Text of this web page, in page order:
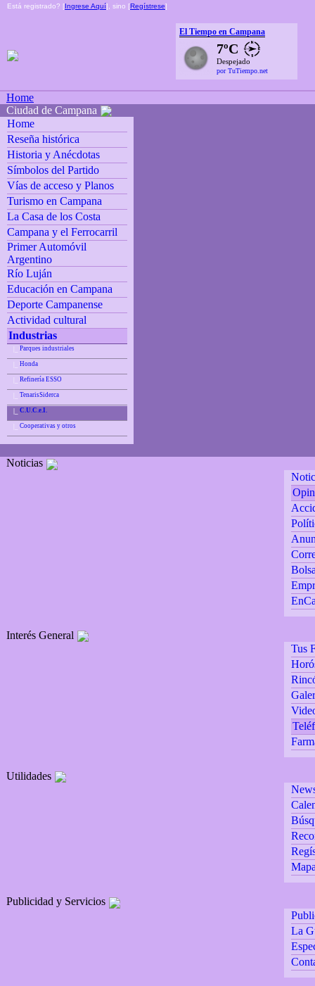
Está registrado? [Ingrese Aquí], sino [Regístrese]
El Tiempo en Campana
7ºC
Despejado
por TuTiempo.net
Home
Ciudad de Campana
Home
Reseña histórica
Historia y Anécdotas
Símbolos del Partido
Vías de acceso y Planos
Turismo en Campana
La Casa de los Costa
Campana y el Ferrocarril
Primer Automóvil
Argentino
Río Luján
Educación en Campana
Deporte Campanense
Actividad cultural
Industrias
Parques industriales
Honda
Refinería ESSO
TenarisSiderca
C.U.C.e.I.
Cooperativas y otros
Noticias
Interés General
Tus
Utilidades
Publicidad y Servicios
La